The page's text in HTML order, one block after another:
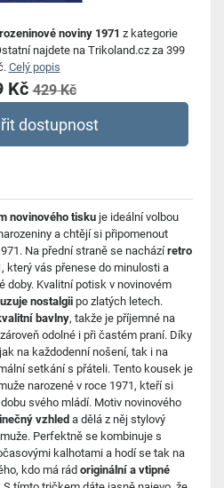
noviny 1971 z kategorie
najdete na Trikoland.cz za 399
Celý popis
Kč429 Kč
dostupnost
novinového tisku je ideální volbou
a chtějí si připomenout
Na přední straně se nacházíretro
, který vás přenese do minulosti a
doby. Kvalitní potisk v novinovém
nostalgii po zlatých letech.
bavlny, takže je příjemné na
odolné i při častém praní. Díky
na každodenní nošení, tak i na
setkání s přáteli. Tento kousek je
narozené v roce 1971, kteří si
svého mládí. Motiv novinového
vzhled a dělá z něj stylový
Perfektně se kombinuje s
kalhotami a hodí se tak na
kdo má rád originální a vtipné